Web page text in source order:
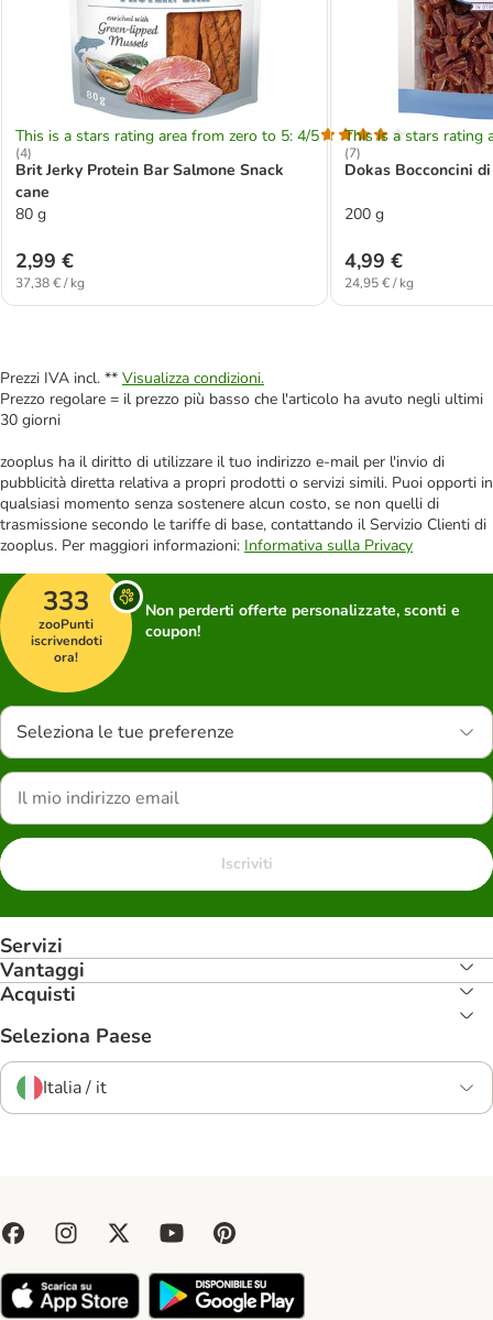
This is a stars rating area from zero to 5: 4/5
(4)
Brit Jerky Protein Bar Salmone Snack
cane
80 g
2,99 €
37,38 € / kg
This is a stars rating
(7)
Dokas Bocconcini
200 g
4,99 €
24,95 € / kg
Prezzi IVA incl. ** Visualizza condizioni.
Prezzo regolare = il prezzo più basso che l'articolo ha avuto negli ultimi
30 giorni
zooplus ha il diritto di utilizzare il tuo indirizzo e-mail per l'invio di
pubblicità diretta relativa a propri prodotti o servizi simili. Puoi opporti in
qualsiasi momento senza sostenere alcun costo, se non quelli di
trasmissione secondo le tariffe di base, contattando il Servizio Clienti di
zooplus. Per maggiori informazioni: Informativa sulla Privacy
333
zooPunti
iscrivendoti
ora!
Non perderti offerte personalizzate, sconti e
coupon!
Seleziona le tue preferenze
Iscriviti
Servizi
Vantaggi
Acquisti
Seleziona Paese
Italia / it